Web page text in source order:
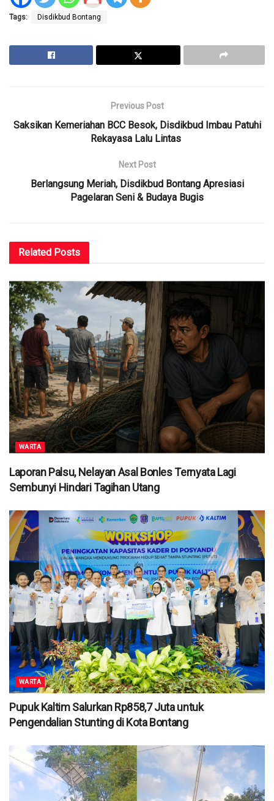
Tags: Disdikbud Bontang
Previous Post
Saksikan Kemeriahan BCC Besok, Disdikbud Imbau Patuhi
Rekayasa Lalu Lintas
Next Post
Berlangsung Meriah, Disdikbud Bontang Apresiasi
Pagelaran Seni & Budaya Bugis
Related Posts
WARTA
Laporan Palsu, Nelayan Asal Bonles Ternyata Lagi
Sembunyi Hindari Tagihan Utang
WARTA
Pupuk Kaltim Salurkan Rp858,7 Juta untuk
Pengendalian Stunting di Kota Bontang